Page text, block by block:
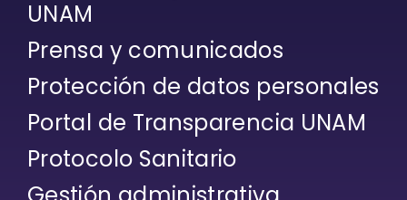
UNAM
Prensa y comunicados
Protección de datos personales
Portal de Transparencia UNAM
Protocolo Sanitario